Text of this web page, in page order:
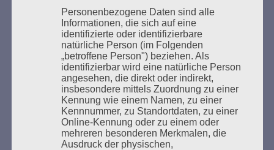
Studentenorganisationen und Burschenschaftler
Bücher verbrannten.
Weitere Informationen:lesezeichen-setzen.de
GEDENKEN UND ERINNERN BEGINNT IN
UNSERER NACHBARSCHAFT
Personenbezogene Daten sind alle
Informationen, die sich auf eine
identifizierte oder identifizierbare
natürliche Person (im Folgenden
„betroffene Person") beziehen. Als
identifizierbar wird eine natürliche Person
angesehen, die direkt oder indirekt,
insbesondere mittels Zuordnung zu einer
Kennung wie einem Namen, zu einer
Kennnummer, zu Standortdaten, zu einer
Online-Kennung oder zu einem oder
mehreren besonderen Merkmalen, die
Ausdruck der physischen,